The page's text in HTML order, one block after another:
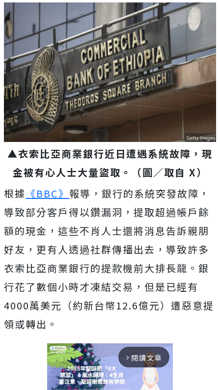
▲衣索比亞商業銀行近日遭遇系統故障，現
金被有心人士大量盜取。（圖／取自 X）
根據 《BBC》 報導，銀行的系統突發故障，
導致部分客戶得以鑽漏洞，提取超過帳戶餘
額的現金，這些不肖人士還將消息告訴親朋
好友，更有人透過社群傳播出去，導致許多
衣索比亞商業銀行的提款機前大排長龍。銀
行花了數個小時才凍結交易，但是已經有
4000萬美元（約新台幣12.6億元）遭惡意提
領或轉出。
arrow_forward_ios 閱讀文章